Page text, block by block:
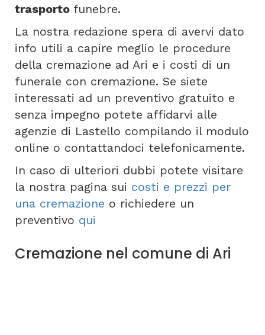
trasporto funebre.
La nostra redazione spera di avervi dato
info utili a capire meglio le procedure
della cremazione ad Ari e i costi di un
funerale con cremazione. Se siete
interessati ad un preventivo gratuito e
senza impegno potete affidarvi alle
agenzie di Lastello compilando il modulo
online o contattandoci telefonicamente.
In caso di ulteriori dubbi potete visitare
la nostra pagina sui costi e prezzi per
una cremazione o richiedere un
preventivo qui
Cremazione nel comune di Ari